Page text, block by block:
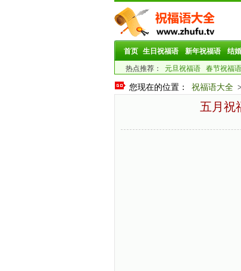
首页 生日祝福语 新年祝福语 结
热点推荐： 元旦祝福语 春节祝福语
您现在的位置： 祝福语大全
五月祝